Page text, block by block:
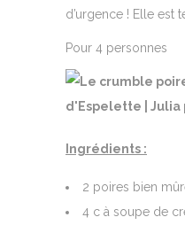
d’urgence ! Elle est
Pour 4 personnes
Ingrédients :
2 poires bien
4 c à soupe de